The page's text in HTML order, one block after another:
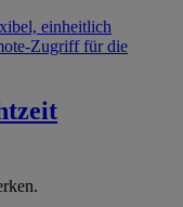
einheitlich
Zugriff für die